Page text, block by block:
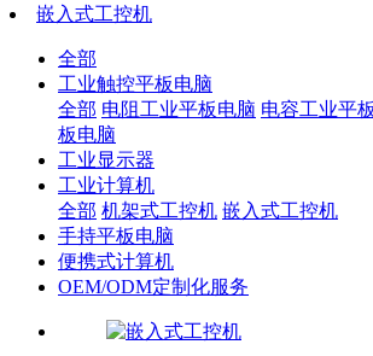
嵌入式工控机
全部
工业触控平板电脑
全部 电阻工业平板电脑 电容工业平
板电脑
工业显示器
工业计算机
全部 机架式工控机 嵌入式工控机
手持平板电脑
便携式计算机
OEM/ODM定制化服务